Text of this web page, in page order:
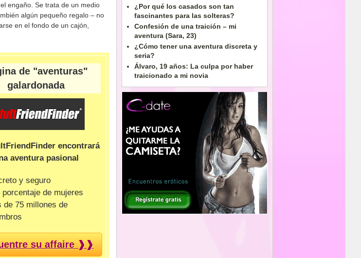
engaño. Se trata de un medio
algún pequeño regalo – no
en el fondo de un cajón,
de "aventuras"
galardonada
encontrará
aventura pasional
y seguro
porcentaje de mujeres
de 75 millones de
su affaire ❱❱
¿Por qué los casados son tan
fascinantes para las solteras?
Confesión de una traición – mi
aventura (Sara, 23)
¿Cómo tener una aventura discreta y
seria?
Álvaro, 19 años: La culpa por haber
traicionado a mi novia